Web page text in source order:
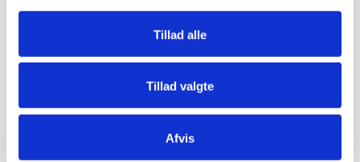
Tillad alle
Tillad valgte
Afvis